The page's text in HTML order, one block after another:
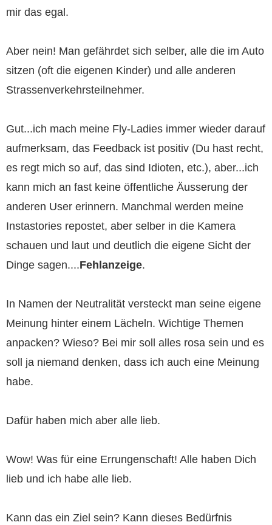
mir das egal.
Aber nein! Man gefährdet sich selber, alle die im Auto
sitzen (oft die eigenen Kinder) und alle anderen
Strassenverkehrsteilnehmer.
Gut...ich mach meine Fly-Ladies immer wieder darauf
aufmerksam, das Feedback ist positiv (Du hast recht,
es regt mich so auf, das sind Idioten, etc.), aber...ich
kann mich an fast keine öffentliche Äusserung der
anderen User erinnern. Manchmal werden meine
Instastories repostet, aber selber in die Kamera
schauen und laut und deutlich die eigene Sicht der
Dinge sagen....Fehlanzeige.
In Namen der Neutralität versteckt man seine eigene
Meinung hinter einem Lächeln. Wichtige Themen
anpacken? Wieso? Bei mir soll alles rosa sein und es
soll ja niemand denken, dass ich auch eine Meinung
habe.
Dafür haben mich aber alle lieb.
Wow! Was für eine Errungenschaft! Alle haben Dich
lieb und ich habe alle lieb.
Kann das ein Ziel sein? Kann dieses Bedürfnis